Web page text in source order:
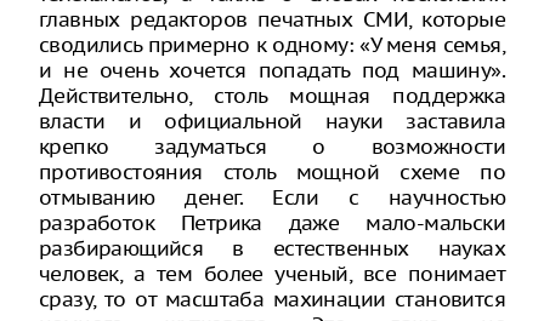
главных редакторов печатных СМИ, которые
сводились примерно к одному: «У меня семья,
и не очень хочется попадать под машину».
Действительно, столь мощная поддержка
власти и официальной науки заставила
крепко задуматься о возможности
противостояния столь мощной схеме по
отмыванию денег. Если с научностью
разработок Петрика даже мало-мальски
разбирающийся в естественных науках
человек, а тем более ученый, все понимает
сразу, то от масштаба махинации становится